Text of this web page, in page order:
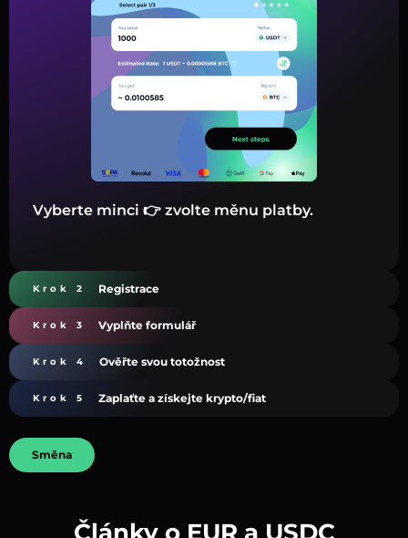
Vyberte minci 👉 zvolte měnu platby.
Krok 2 Registrace
Krok 3 Vyplňte formulář
Krok 4 Ověřte svou totožnost
Krok 5 Zaplaťte a získejte krypto/fiat
Směna
Články o EUR a USDC